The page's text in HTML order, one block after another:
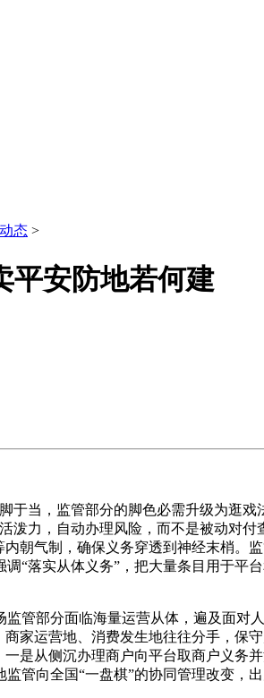
态 >
平安防地若何建
，监管部分的脚色必需升级为逛戏
泼力，自动办理风险，而不是被动对
朝气制，确保义务穿透到神经末梢。
“落实从体义务”，把大量条目用于平
部分面临海量运营从体，遍及面对
家运营地、消费发生地往往分手，
是从侧沉办理商户向平台取商户义
管向全国“一盘棋”的协同管理改变，出